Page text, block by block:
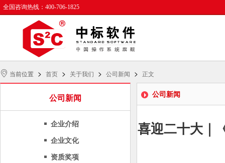
全国咨询热线：400-706-1825
当前位置 > 首页 > 关于我们 > 公司新闻 > 正文
公司新闻
企业介绍
企业文化
资质奖项
公司新闻
喜迎二十大｜